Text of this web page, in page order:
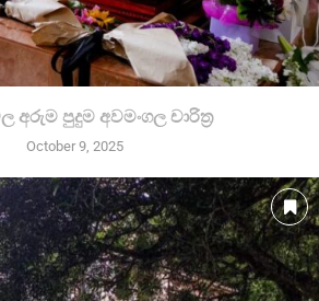
අරුම පුදුම අවමංගල චාරිත්‍ර
October 9, 2025